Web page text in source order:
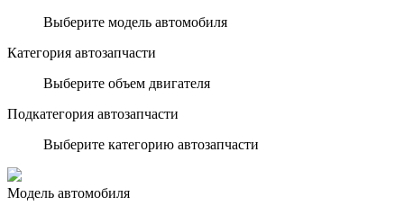
Выберите модель автомобиля
Категория автозапчасти
Выберите объем двигателя
Подкатегория автозапчасти
Выберите категорию автозапчасти
Модель автомобиля